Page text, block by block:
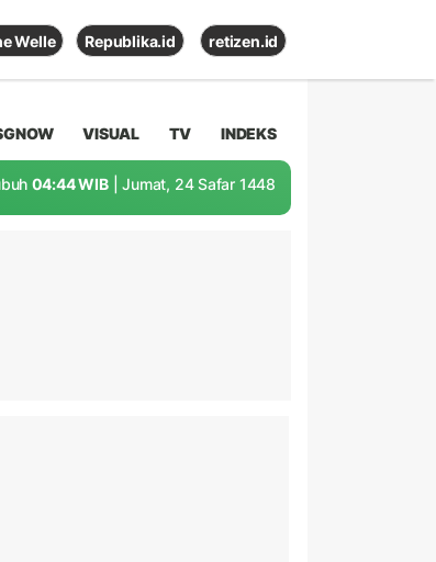
Welle Republika.id retizen.id
VISUAL TV INDEKS
04:44 WIB | Jumat, 24 Safar 1448